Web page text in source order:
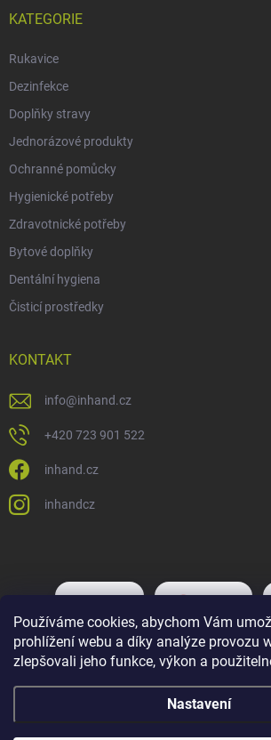
Používáme cookies, abychom Vám
prohlížení webu a díky analýze provozu
zlepšovali jeho funkce, výkon a
Nastavení
KATEGORIE
Rukavice
Dezinfekce
Doplňky stravy
Jednorázové produkty
Ochranné pomůcky
Hygienické potřeby
Zdravotnické potřeby
Bytové doplňky
Dentální hygiena
Čisticí prostředky
KONTAKT
info@inhand.cz
+420 723 901 522
inhand.cz
inhandcz